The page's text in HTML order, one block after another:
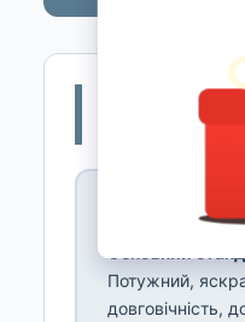
🎵 Типи
серцевини
⚙️ Сталеві
Потужний,
довговічність,